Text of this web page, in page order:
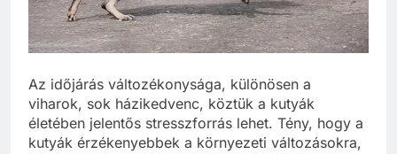
Az időjárás változékonysága, különösen a
viharok, sok házikedvenc, köztük a kutyák
életében jelentős stresszforrás lehet. Tény, hogy a
kutyák érzékenyebbek a környezeti változásokra,